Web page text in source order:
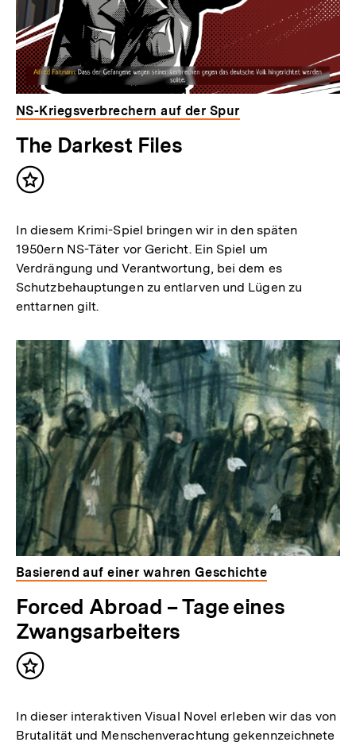
NS-Kriegsverbrechern auf der Spur
The Darkest Files
Inhalt
In diesem Krimi-Spiel bringen wir in den späten
1950ern NS-Täter vor Gericht. Ein Spiel um
Verdrängung und Verantwortung, bei dem es
Schutzbehauptungen zu entlarven und Lügen zu
enttarnen gilt.
Basierend auf einer wahren Geschichte
Forced Abroad – Tage eines
Zwangsarbeiters
Inhalt
In dieser interaktiven Visual Novel erleben wir das von
Brutalität und Menschenverachtung gekennzeichnete